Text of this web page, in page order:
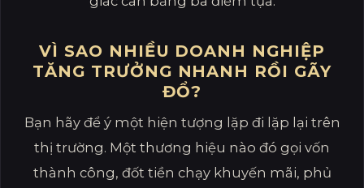
VÌ SAO NHIỀU DOANH NGHIỆP
TĂNG TRƯỞNG NHANH RỒI GÃY
ĐỔ?
Bạn hãy để ý một hiện tượng lặp đi lặp lại trên
thị trường. Một thương hiệu nào đó gọi vốn
thành công, đốt tiền chạy khuyến mãi, phủ